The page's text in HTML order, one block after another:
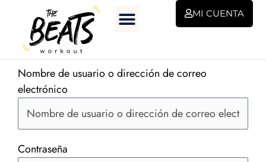
contenido
MI CUENTA
Nombre de usuario o dirección de correo
electrónico
Contraseña